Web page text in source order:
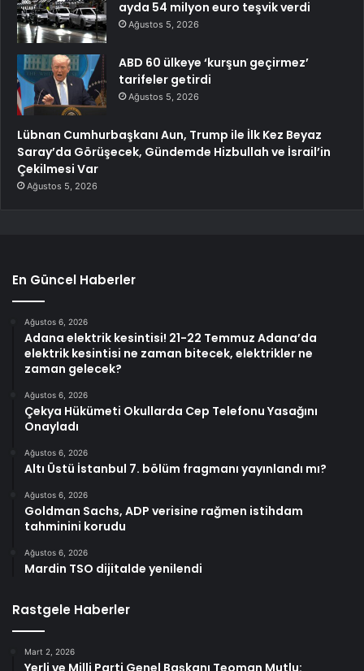
ayda 54 milyon euro teşvik verdi
Ağustos 5, 2026
ABD 60 ülkeye ‘kurşun geçirmez’
tarifeler getirdi
Ağustos 5, 2026
Lübnan Cumhurbaşkanı Aun, Trump ile İlk Kez Beyaz
Saray’da Görüşecek, Gündemde Hizbullah ve İsrail’in
Çekilmesi Var
Ağustos 5, 2026
En Güncel Haberler
Ağustos 6, 2026
Adana elektrik kesintisi! 21-22 Temmuz Adana’da
elektrik kesintisi ne zaman bitecek, elektrikler ne
zaman gelecek?
Ağustos 6, 2026
Çekya Hükümeti Okullarda Cep Telefonu Yasağını
Onayladı
Ağustos 6, 2026
Altı Üstü İstanbul 7. bölüm fragmanı yayınlandı mı?
Ağustos 6, 2026
Goldman Sachs, ADP verisine rağmen istihdam
tahminini korudu
Ağustos 6, 2026
Mardin TSO dijitalde yenilendi
Rastgele Haberler
Mart 2, 2026
Yerli ve Milli Parti Genel Başkanı Teoman Mutlu: